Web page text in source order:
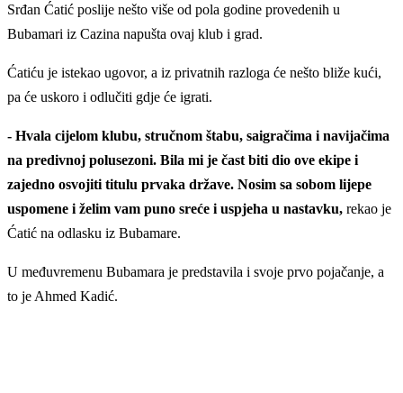
Srđan Ćatić poslije nešto više od pola godine provedenih u
Bubamari iz Cazina napušta ovaj klub i grad.
Ćatiću je istekao ugovor, a iz privatnih razloga će nešto bliže kući,
pa će uskoro i odlučiti gdje će igrati.
- Hvala cijelom klubu, stručnom štabu, saigračima i navijačima
na predivnoj polusezoni. Bila mi je čast biti dio ove ekipe i
zajedno osvojiti titulu prvaka države. Nosim sa sobom lijepe
uspomene i želim vam puno sreće i uspjeha u nastavku, rekao je
Ćatić na odlasku iz Bubamare.
U međuvremenu Bubamara je predstavila i svoje prvo pojačanje, a
to je Ahmed Kadić.